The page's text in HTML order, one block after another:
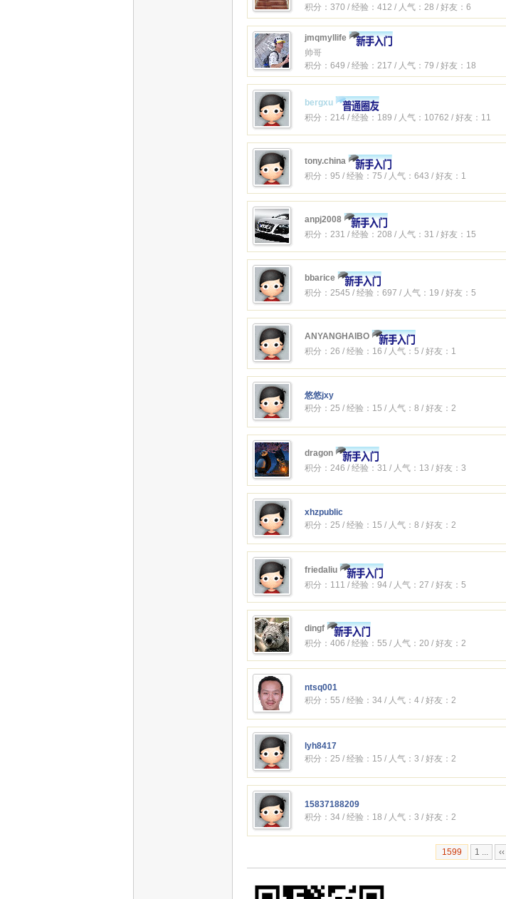
积分：370 / 经验：412 / 人气：28 / 好友：6
jmqmyllife
帅哥
积分：649 / 经验：217 / 人气：79 / 好友：18
bergxu
积分：214 / 经验：189 / 人气：10762 / 好友：11
tony.china
积分：95 / 经验：75 / 人气：643 / 好友：1
anpj2008
积分：231 / 经验：208 / 人气：31 / 好友：15
bbarice
积分：2545 / 经验：697 / 人气：19 / 好友：5
ANYANGHAIBO
积分：26 / 经验：16 / 人气：5 / 好友：1
悠悠jxy
积分：25 / 经验：15 / 人气：8 / 好友：2
dragon
积分：246 / 经验：31 / 人气：13 / 好友：3
xhzpublic
积分：25 / 经验：15 / 人气：8 / 好友：2
friedaliu
积分：111 / 经验：94 / 人气：27 / 好友：5
dingf
积分：406 / 经验：55 / 人气：20 / 好友：2
ntsq001
积分：55 / 经验：34 / 人气：4 / 好友：2
lyh8417
积分：25 / 经验：15 / 人气：3 / 好友：2
15837188209
积分：34 / 经验：18 / 人气：3 / 好友：2
1599 1 ... ‹‹